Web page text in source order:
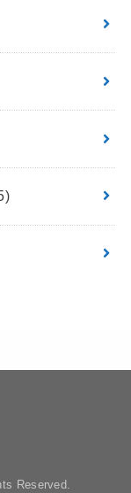
Reserved.